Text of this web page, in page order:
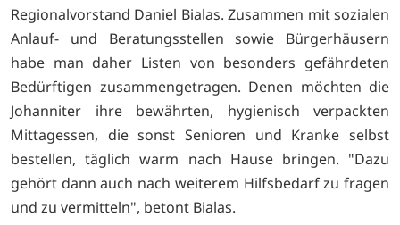
Regionalvorstand Daniel Bialas. Zusammen mit sozialen
Anlauf- und Beratungsstellen sowie Bürgerhäusern
habe man daher Listen von besonders gefährdeten
Bedürftigen zusammengetragen. Denen möchten die
Johanniter ihre bewährten, hygienisch verpackten
Mittagessen, die sonst Senioren und Kranke selbst
bestellen, täglich warm nach Hause bringen. "Dazu
gehört dann auch nach weiterem Hilfsbedarf zu fragen
und zu vermitteln", betont Bialas.